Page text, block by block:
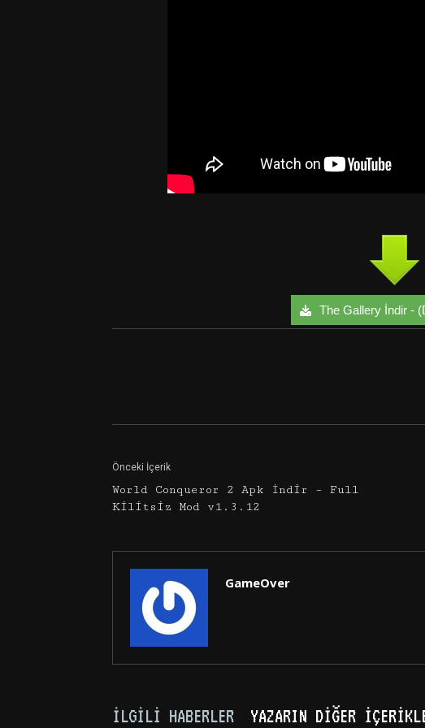
The Gallery İndir -
Önceki İçerik
World Conqueror 2 Apk İndir – Full
Kilitsiz Mod v1.3.12
GameOver
İLGILI HABERLER YAZARIN DIĞER